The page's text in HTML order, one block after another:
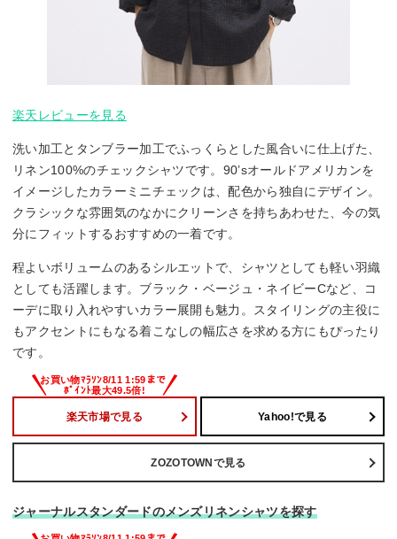
楽天レビューを見る
洗い加工とタンブラー加工でふっくらとした風合いに仕上げた、
リネン100%のチェックシャツです。90’sオールドアメリカンを
イメージしたカラーミニチェックは、配色から独自にデザイン。
クラシックな雰囲気のなかにクリーンさを持ちあわせた、今の気
分にフィットするおすすめの一着です。
程よいボリュームのあるシルエットで、シャツとしても軽い羽織
としても活躍します。ブラック・ベージュ・ネイビーCなど、コ
ーデに取り入れやすいカラー展開も魅力。スタイリングの主役に
もアクセントにもなる着こなしの幅広さを求める方にもぴったり
です。
楽天市場で見る Yahoo!で見る
ZOZOTOWNで見る
ジャーナルスタンダードのメンズリネンシャツを探す